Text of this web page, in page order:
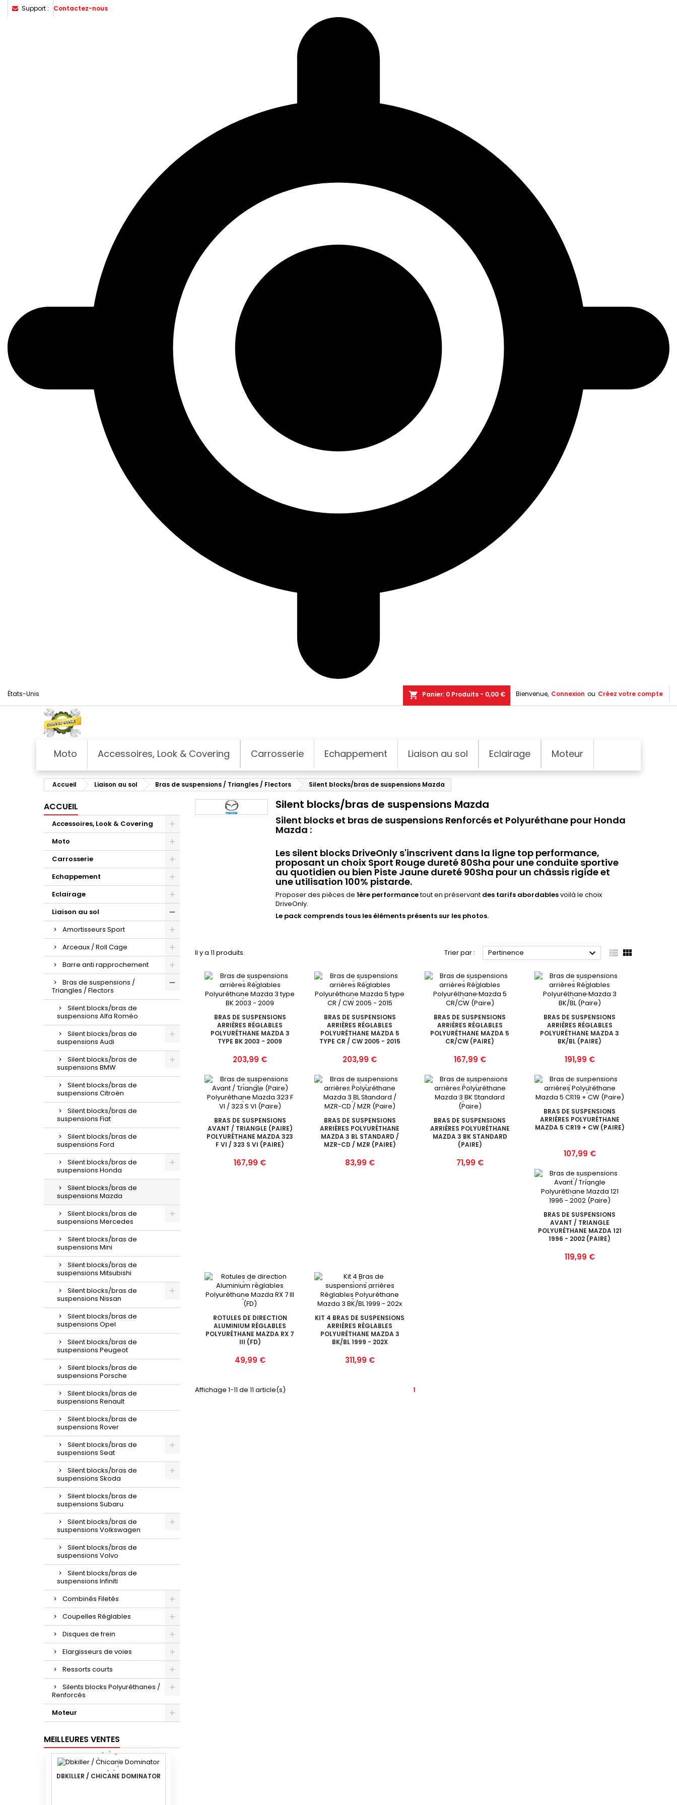
Support : Contactez-nous
États-Unis Bienvenue, Connexion ou Créez votre compte
shopping_cart Panier: 0 Produits - 0,00 €
Moto Accessoires, Look & Covering Carrosserie Echappement Liaison au sol Eclairage Moteur
Accueil Liaison au sol Bras de suspensions / Triangles / Flectors Silent blocks/bras de suspensions Mazda
ACCUEIL
Accessoires, Look & Covering
Moto
Carrosserie
Echappement
Eclairage
Liaison au sol
Amortisseurs Sport
Arceaux / Roll Cage
Barre anti rapprochement
Bras de suspensions /
Triangles / Flectors
Silent blocks/bras de
suspensions Alfa Roméo
Silent blocks/bras de
suspensions Audi
Silent blocks/bras de
suspensions BMW
Silent blocks/bras de
suspensions Citroën
Silent blocks/bras de
suspensions Fiat
Silent blocks/bras de
suspensions Ford
Silent blocks/bras de
suspensions Honda
Silent blocks/bras de
suspensions Mazda
Silent blocks/bras de
suspensions Mercedes
Silent blocks/bras de
suspensions Mini
Silent blocks/bras de
suspensions Mitsubishi
Silent blocks/bras de
suspensions Nissan
Silent blocks/bras de
suspensions Opel
Silent blocks/bras de
suspensions Peugeot
Silent blocks/bras de
suspensions Porsche
Silent blocks/bras de
suspensions Renault
Silent blocks/bras de
suspensions Rover
Silent blocks/bras de
suspensions Seat
Silent blocks/bras de
suspensions Skoda
Silent blocks/bras de
suspensions Subaru
Silent blocks/bras de
suspensions Volkswagen
Silent blocks/bras de
suspensions Volvo
Silent blocks/bras de
suspensions Infiniti
Combinés Filetés
Coupelles Réglables
Disques de frein
Elargisseurs de voies
Ressorts courts
Silents blocks Polyuréthanes /
Renforcés
Moteur
MEILLEURES VENTES
DBKILLER / CHICANE DOMINATOR
Silent blocks/bras de suspensions Mazda
Silent blocks et bras de suspensions Renforcés et Polyuréthane pour Honda
Mazda :
Les silent blocks DriveOnly s'inscrivent dans la ligne top performance,
proposant un choix SportRouge dureté 80Sha pour une conduite sportive
au quotidien ou bien Piste Jaune dureté 90Shapour un châssis rigide et
une utilisation 100% pistarde.
Proposer des pièces de 1ère performancetout en préservant des tarifs abordablesvoilà le choix
DriveOnly.
Le pack comprends tous les éléments présents sur les photos.
Il y a 11 produits. Trier par : Pertinence   
BRAS DE SUSPENSIONS
ARRIÈRES RÉGLABLES
POLYURÉTHANE MAZDA 3
TYPE BK 2003 - 2009
Prix
203,99 €
BRAS DE SUSPENSIONS
ARRIÈRES RÉGLABLES
POLYURÉTHANE MAZDA 5
TYPE CR / CW 2005 - 2015
Prix
203,99 €
BRAS DE SUSPENSIONS
ARRIÈRES RÉGLABLES
POLYURÉTHANE MAZDA 5
CR/CW (PAIRE)
Prix
167,99 €
BRAS DE SUSPENSIONS
ARRIÈRES RÉGLABLES
POLYURÉTHANE MAZDA 3
BK/BL (PAIRE)
Prix
191,99 €
BRAS DE SUSPENSIONS
AVANT / TRIANGLE (PAIRE)
POLYURÉTHANE MAZDA 323
F VI / 323 S VI (PAIRE)
Prix
167,99 €
BRAS DE SUSPENSIONS
ARRIÈRES POLYURÉTHANE
MAZDA 3 BL STANDARD /
MZR-CD / MZR (PAIRE)
Prix
83,99 €
BRAS DE SUSPENSIONS
ARRIÈRES POLYURÉTHANE
MAZDA 3 BK STANDARD
(PAIRE)
Prix
71,99 €
BRAS DE SUSPENSIONS
ARRIÈRES POLYURÉTHANE
MAZDA 5 CR19 + CW (PAIRE)
Prix
107,99 €
BRAS DE SUSPENSIONS
AVANT / TRIANGLE
POLYURÉTHANE MAZDA 121
1996 - 2002 (PAIRE)
Prix
119,99 €
ROTULES DE DIRECTION
ALUMINIUM RÉGLABLES
POLYURÉTHANE MAZDA RX 7
III (FD)
Prix
49,99 €
KIT 4 BRAS DE SUSPENSIONS
ARRIÈRES RÉGLABLES
POLYURÉTHANE MAZDA 3
BK/BL 1999 - 202X
Prix
311,99 €
Affichage 1-11 de 11 article(s) 1